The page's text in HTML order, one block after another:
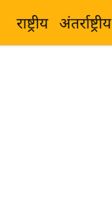
राष्ट्रीय अंतर्राष्ट्रीय